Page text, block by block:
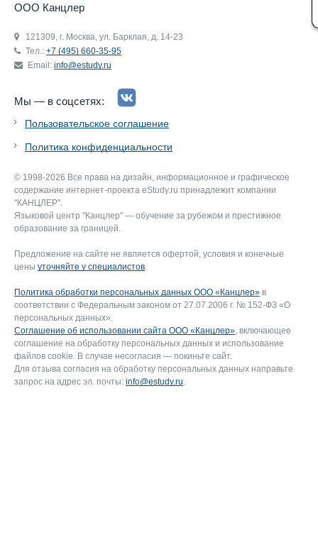
ООО Канцлер
121309, г. Москва, ул. Барклая, д. 14-23
Тел.: +7 (495) 660-35-95
Email: info@estudy.ru
Мы — в соцсетях:
Пользовательское соглашение
Политика конфиденциальности
© 1998-2026 Все права на дизайн, информационное и графическое
содержание интернет-проекта eStudy.ru принадлежит компании
"КАНЦЛЕР".
Языковой центр "Канцлер" — обучение за рубежом и престижное
образование за границей.
Предложение на сайте не является офертой, условия и конечные
цены уточняйте у специалистов.
Политика обработки персональных данных ООО «Канцлер» в
соответствии с Федеральным законом от 27.07.2006 г. № 152-ФЗ «О
персональных данных».
Соглашение об использовании сайта ООО «Канцлер», включающее
соглашение на обработку персональных данных и использование
файлов cookie. В случае несогласия — покиньте сайт.
Для отзыва согласия на обработку персональных данных направьте
запрос на адрес эл. почты: info@estudy.ru.